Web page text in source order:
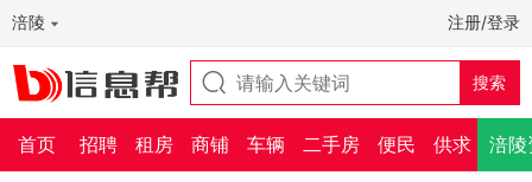
涪陵 注册/登录
首页 招聘 租房 商铺 车辆 二手房 便民 供求 涪陵